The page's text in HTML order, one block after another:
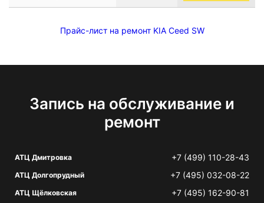
Прайс-лист на ремонт KIA Ceed SW
Запись на обслуживание и
ремонт
АТЦ Дмитровка +7 (499) 110-28-43
АТЦ Долгопрудный +7 (495) 032-08-22
АТЦ Щёлковская +7 (495) 162-90-81